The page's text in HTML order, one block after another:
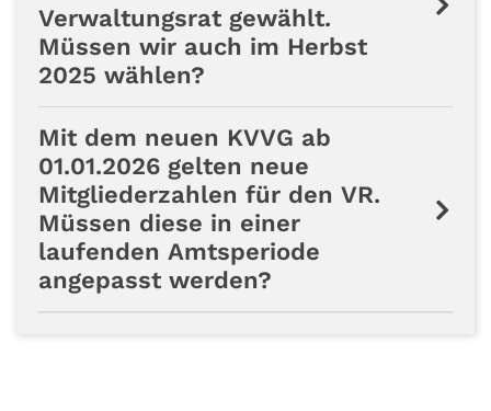
Verwaltungsrat gewählt.
Müssen wir auch im Herbst
2025 wählen?
Mit dem neuen KVVG ab
01.01.2026 gelten neue
Mitgliederzahlen für den VR.
Müssen diese in einer
laufenden Amtsperiode
angepasst werden?